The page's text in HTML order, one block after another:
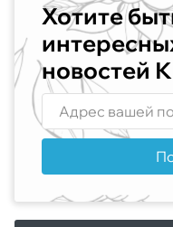
Хотите
новостей